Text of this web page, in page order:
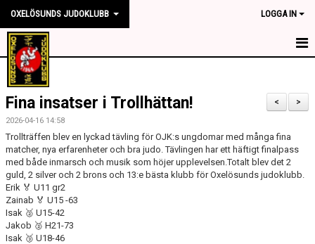
OXELÖSUNDS JUDOKLUBB LOGGA IN
HEM
NYHETER
OM KLUBBEN
TRÄNINGSTIDER
TÄVLING
KONTAKT
>
<
Fina insatser i Trollhättan!
2026-04-16 14:58
Trollträffen blev en lyckad tävling för OJK:s ungdomar med många fina
matcher, nya erfarenheter och bra judo. Tävlingen har ett häftigt finalpass
med både inmarsch och musik som höjer upplevelsen.Totalt blev det 2
guld, 2 silver och 2 brons och 13:e bästa klubb för Oxelösunds judoklubb.
Erik 🏅 U11 gr2
Zainab 🏅 U15 -63
Isak 🥈 U15-42
Jakob 🥈 H21-73
Isak 🥉 U18-46